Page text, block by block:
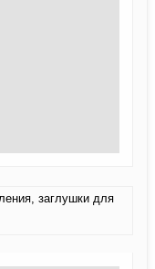
заглушки для